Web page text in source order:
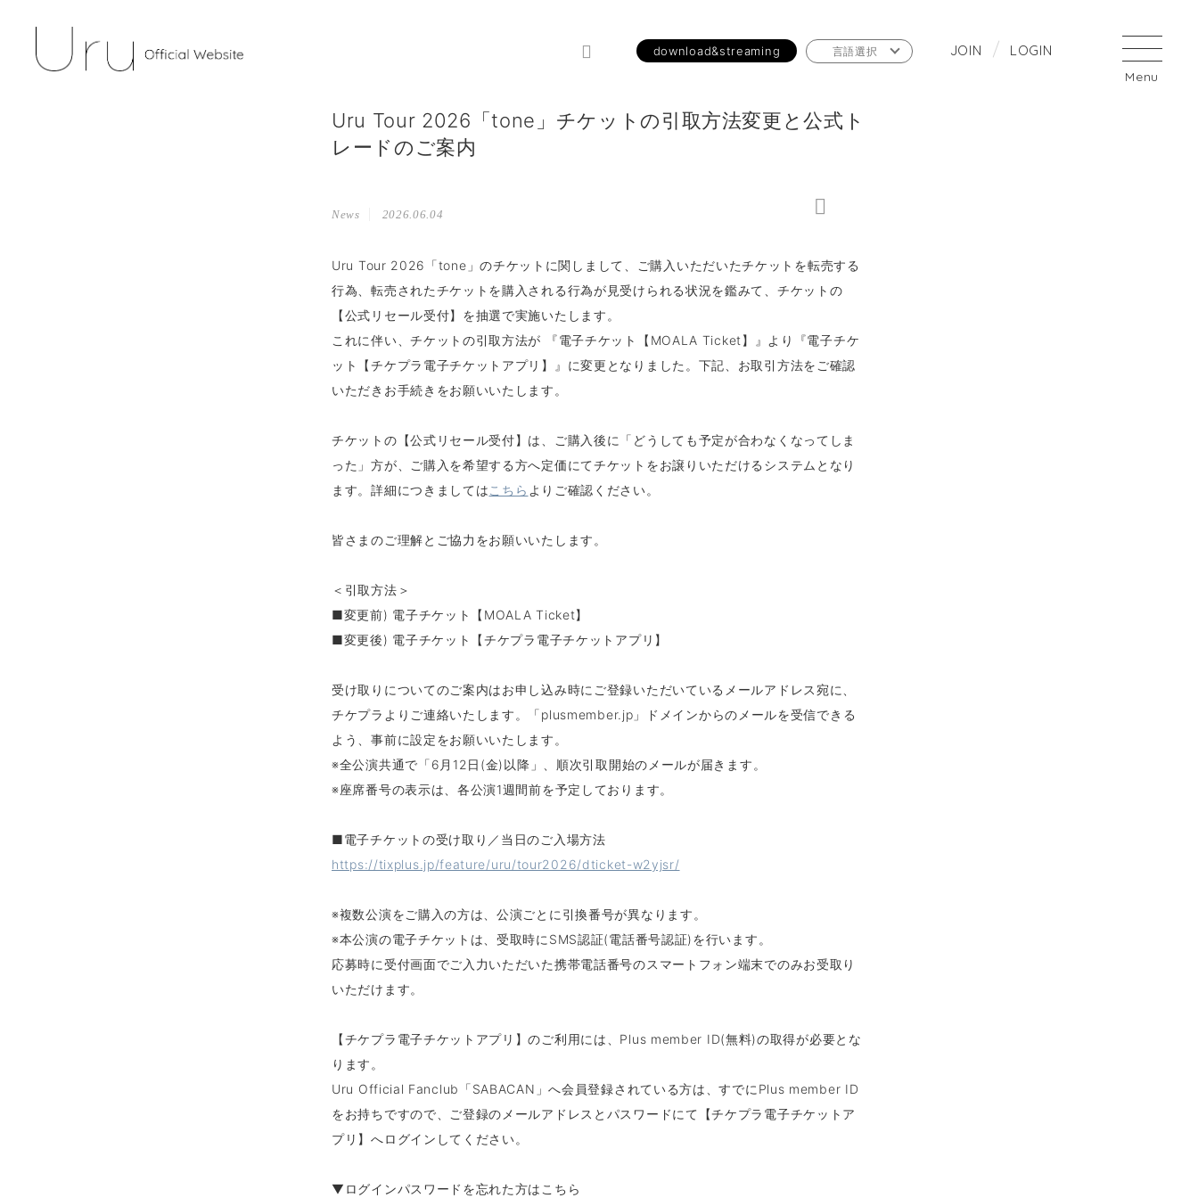
JOIN LOGIN
download&streaming 言語選択
Uru Tour 2026「tone」チケットの引取方法変更と公式ト
レードのご案内
News 2026.06.04
Uru Tour 2026「tone」のチケットに関しまして、ご購入いただいたチケットを転売する
行為、転売されたチケットを購入される行為が見受けられる状況を鑑みて、チケットの
【公式リセール受付】を抽選で実施いたします。
これに伴い、チケットの引取方法が 『電子チケット【MOALA Ticket】』より『電子チケ
ット【チケプラ電子チケットアプリ】』に変更となりました。下記、お取引方法をご確認
いただきお手続きをお願いいたします。
チケットの【公式リセール受付】は、ご購入後に「どうしても予定が合わなくなってしま
った」方が、ご購入を希望する方へ定価にてチケットをお譲りいただけるシステムとなり
ます。詳細につきましてはこちら よりご確認ください。
皆さまのご理解とご協力をお願いいたします。
＜引取方法＞
■変更前) 電子チケット【MOALA Ticket】
■変更後) 電子チケット【チケプラ電子チケットアプリ】
受け取りについてのご案内はお申し込み時にご登録いただいているメールアドレス宛に、
チケプラよりご連絡いたします。「plusmember.jp」ドメインからのメールを受信できる
よう、事前に設定をお願いいたします。
※全公演共通で「6月12日(金)以降」、順次引取開始のメールが届きます。
※座席番号の表示は、各公演1週間前を予定しております。
■電子チケットの受け取り／当日のご入場方法
https://tixplus.jp/feature/uru/tour2026/dticket-w2yjsr/
※複数公演をご購入の方は、公演ごとに引換番号が異なります。
※本公演の電子チケットは、受取時にSMS認証(電話番号認証)を行います。
応募時に受付画面でご入力いただいた携帯電話番号のスマートフォン端末でのみお受取り
いただけます。
【チケプラ電子チケットアプリ】のご利用には、Plus member ID(無料)の取得が必要とな
ります。
Uru Official Fanclub「SABACAN」へ会員登録されている方は、すでにPlus member ID
をお持ちですので、ご登録のメールアドレスとパスワードにて【チケプラ電子チケットア
プリ】へログインしてください。
▼ログインパスワードを忘れた方はこちら